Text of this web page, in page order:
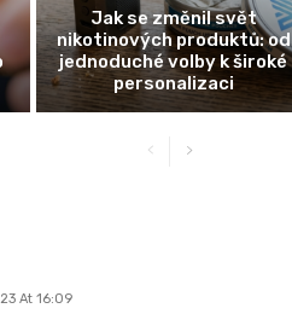
Jak se změnil svět
nikotinových produktů: od
jednoduché volby k široké
personalizaci
At 16:09